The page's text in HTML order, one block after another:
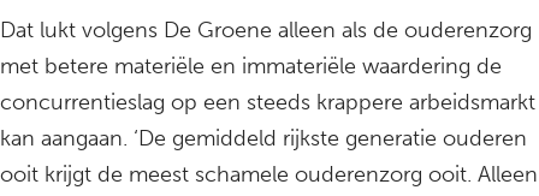
Dat lukt volgens De Groene alleen als de ouderenzorg
met betere materiële en immateriële waardering de
concurrentieslag op een steeds krappere arbeidsmarkt
kan aangaan. ‘De gemiddeld rijkste generatie ouderen
ooit krijgt de meest schamele ouderenzorg ooit. Alleen